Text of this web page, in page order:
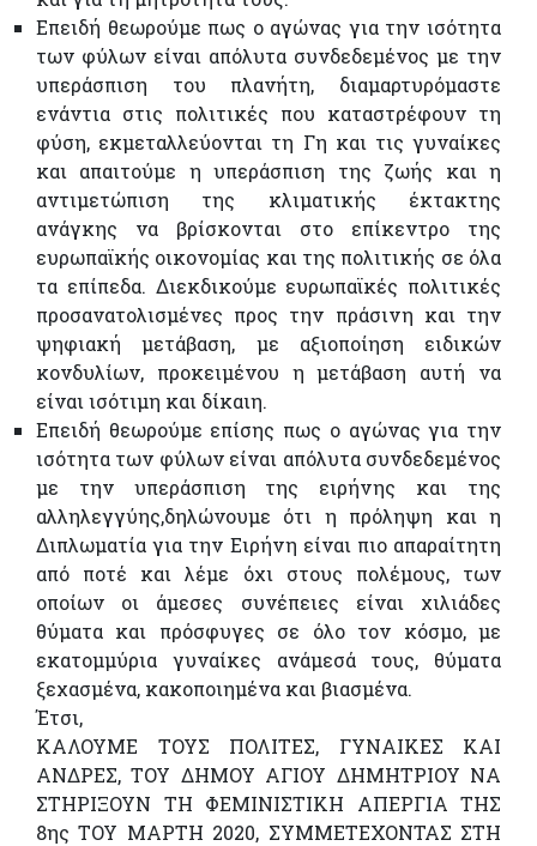
Επειδή θεωρούμε πως ο αγώνας για την ισότητα
των φύλων είναι απόλυτα συνδεδεμένος με την
υπεράσπιση του πλανήτη, διαμαρτυρόμαστε
ενάντια στις πολιτικές που καταστρέφουν τη
φύση, εκμεταλλεύονται τη Γη και τις γυναίκες
και απαιτούμε η υπεράσπιση της ζωής και η
αντιμετώπιση της κλιματικής έκτακτης
ανάγκης να βρίσκονται στο επίκεντρο της
ευρωπαϊκής οικονομίας και της πολιτικής σε όλα
τα επίπεδα. Διεκδικούμε ευρωπαϊκές πολιτικές
προσανατολισμένες προς την πράσινη και την
ψηφιακή μετάβαση, με αξιοποίηση ειδικών
κονδυλίων, προκειμένου η μετάβαση αυτή να
είναι ισότιμη και δίκαιη.
Επειδή θεωρούμε επίσης πως ο αγώνας για την
ισότητα των φύλων είναι απόλυτα συνδεδεμένος
με την υπεράσπιση της ειρήνης και της
αλληλεγγύης,δηλώνουμε ότι η πρόληψη και η
Διπλωματία για την Ειρήνη είναι πιο απαραίτητη
από ποτέ και λέμε όχι στους πολέμους, των
οποίων οι άμεσες συνέπειες είναι χιλιάδες
θύματα και πρόσφυγες σε όλο τον κόσμο, με
εκατομμύρια γυναίκες ανάμεσά τους, θύματα
ξεχασμένα, κακοποιημένα και βιασμένα.
Έτσι,
ΚΑΛΟΥΜΕ ΤΟΥΣ ΠΟΛΙΤΕΣ, ΓΥΝΑΙΚΕΣ ΚΑΙ
ΑΝΔΡΕΣ, ΤΟΥ ΔΗΜΟΥ ΑΓΙΟΥ ΔΗΜΗΤΡΙΟΥ ΝΑ
ΣΤΗΡΙΞΟΥΝ ΤΗ ΦΕΜΙΝΙΣΤΙΚΗ ΑΠΕΡΓΙΑ ΤΗΣ
8ης ΤΟΥ ΜΑΡΤΗ 2020, ΣΥΜΜΕΤΕΧΟΝΤΑΣ ΣΤΗ